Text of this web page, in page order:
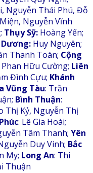
Nguyễn Thái Phú, Đỗ
Nguyễn Vĩnh
Thụy Sỹ: Hoàng Yến;
Huy Nguyên;
Thanh Toàn; Cộng
Phan Hữu Cường; Liên
Đình Cựu; Khánh
Vũng Tàu: Trần
Bình Thuận:
Thị Kỷ, Nguyễn Thị
: Lê Gia Hoài;
Tâm Thanh; Yên
Duy Vinh; Bắc
My; Long An: Thi
Thuận